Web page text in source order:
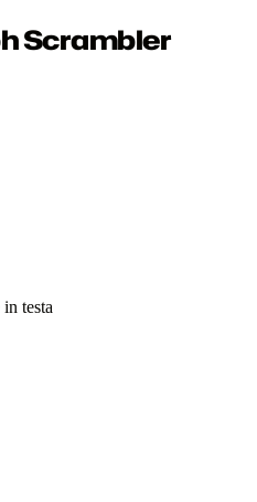
Scrambler
testa